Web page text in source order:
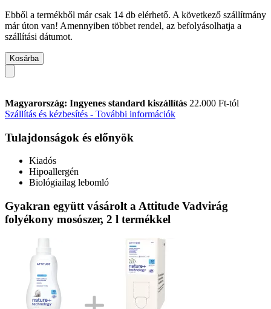
Ebből a termékből már csak 14 db elérhető. A következő szállítmány
már úton van! Amennyiben többet rendel, az befolyásolhatja a
szállítási dátumot.
Kosárba
Magyarország: Ingyenes standard kiszállítás 22.000 Ft-tól
Szállítás és kézbesítés - További információk
Tulajdonságok és előnyök
Kiadós
Hipoallergén
Biológiailag lebomló
Gyakran együtt vásárolt a Attitude Vadvirág
folyékony mosószer, 2 l termékkel